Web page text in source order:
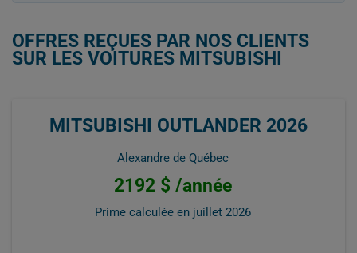
OFFRES REÇUES PAR NOS CLIENTS
SUR LES VOITURES MITSUBISHI
MITSUBISHI OUTLANDER 2026
Alexandre de Québec
2192 $ /année
Prime calculée en juillet 2026